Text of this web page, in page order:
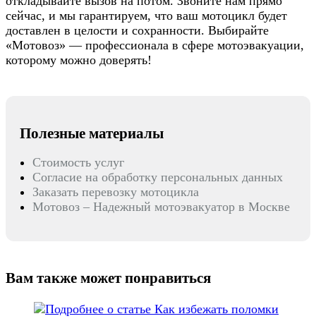
сейчас, и мы гарантируем, что ваш мотоцикл будет
доставлен в целости и сохранности. Выбирайте
«Мотовоз» — профессионала в сфере мотоэвакуации,
которому можно доверять!
Полезные материалы
Стоимость услуг
Согласие на обработку персональных данных
Заказать перевозку мотоцикла
Мотовоз – Надежный мотоэвакуатор в Москве
Вам также может понравиться